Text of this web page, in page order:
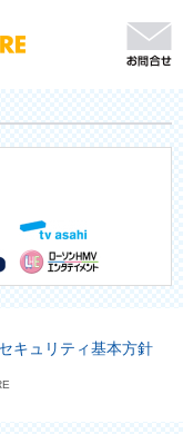
キュリティ基本方針